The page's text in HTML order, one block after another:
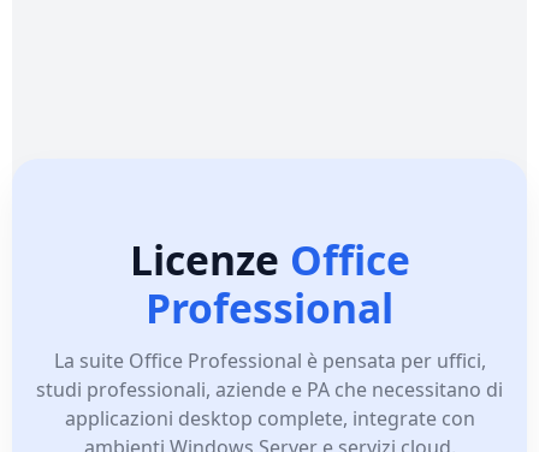
Licenze Office
Professional
La suite Office Professional è pensata per uffici,
studi professionali, aziende e PA che necessitano di
applicazioni desktop complete, integrate con